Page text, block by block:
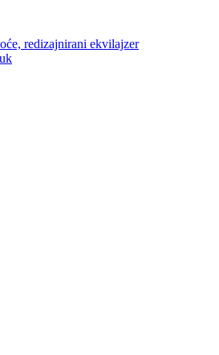
redizajnirani ekvilajzer